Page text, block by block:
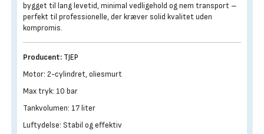
bygget til lang levetid, minimal vedligehold og nem transport –
perfekt til professionelle, der kræver solid kvalitet uden
kompromis.
Producent: TJEP
Motor: 2-cylindret, oliesmurt
Max tryk: 10 bar
Tankvolumen: 17 liter
Luftydelse: Stabil og effektiv